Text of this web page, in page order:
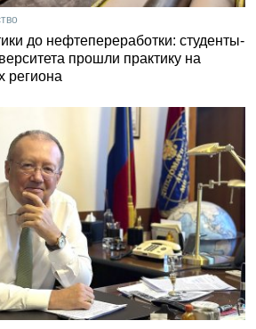
до нефтепереработки: студенты-
прошли практику на
региона